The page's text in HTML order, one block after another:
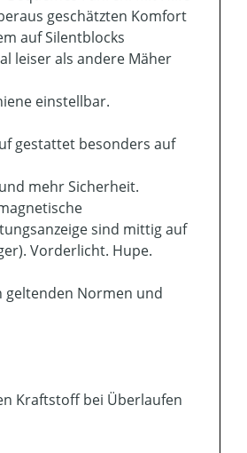
geschätzten Komfort
auf Silentblocks
leiser als andere Mäher
einstellbar.
gestattet besonders auf
mehr Sicherheit.
sind mittig auf
Vorderlicht. Hupe.
geltenden Normen und
Kraftstoff bei Überlaufen